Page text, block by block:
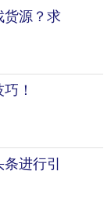
货源？求
！
进行引